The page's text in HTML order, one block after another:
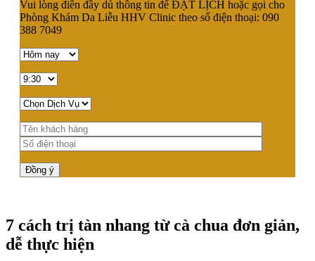
Vui lòng điền đầy dủ thông tin để ĐẶT LỊCH hoặc gọi cho
Phòng Khám Da Liễu HHV Clinic theo số điện thoại: 090
388 7049
7 cách trị tàn nhang từ cà chua đơn giản,
dễ thực hiện